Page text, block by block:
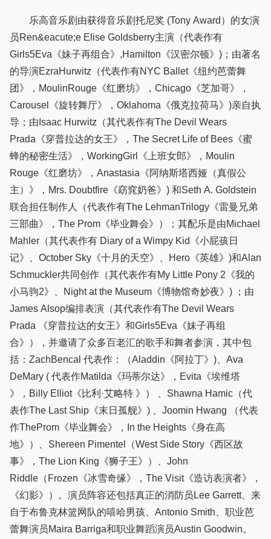
乐高音乐剧由获得音乐剧托尼奖 (Tony Award）的女演
员Ren&eacute;e Elise Goldsberry主演（代表作有
Girls5Eva《妹子再组合》,Hamilton《汉密尔顿》)；由著名
的导演EzraHurwitz（代表作有NYC Ballet《纽约芭蕾舞
团》，MoulinRouge《红磨坊》，Chicago《芝加哥》，
Carousel《旋转舞厅》，Oklahoma《俄克拉荷马》)亲自执
导；由Isaac Hurwitz（其代表作有The Devil Wears
Prada《穿普拉达的女王》，The Secret Life of Bees《蜜
蜂的秘密生活》，WorkingGirl《上班女郎》，Moulin
Rouge《红磨坊》，Anastasia《阿纳斯塔西娅（真假公
主）》，Mrs. Doubtfire《窈窕奶爸》) 和Seth A. Goldstein
联合担任制作人（代表作有The LehmanTrilogy《雷曼兄弟
三部曲》，The Prom《毕业舞会》）；其配乐是由Michael
Mahler（其代表作有 Diary of a Wimpy Kid《小屁孩日
记》、October Sky《十月的天空》、Hero《英雄》)和Alan
Schmuckler共同创作（其代表作有My Little Pony 2《我的
小马驹2》、Night at the Museum《博物馆奇妙夜》) ；由
James Alsop编排表演（其代表作有The Devil Wears
Prada 《穿普拉达的女王》和Girls5Eva《妹子再组
合》），并邀请了众多百老汇的歌手和舞者参演，其中包
括：ZachBencal 代表作：（Aladdin《阿拉丁》)、Ava
DeMary ( 代表作Matilda《玛蒂尔达》，Evita《埃维塔
》，Billy Elliot《比利·艾略特 》） 、Shawna Hamic（代
表作The Last Ship《末日孤舰》) 、Joomin Hwang （代表
作TheProm《毕业舞会》，In the Heights《身在高
地》）、Shereen Pimentel（West Side Story《西区故
事》，The Lion King《狮子王》）、John
Riddle（Frozen《冰雪奇缘》，The Visit《造访表演者》，
《幻影》）。演员阵容还包括真正的消防员Lee Garrett、来
自于布鲁克林篮网队的嘻哈男孩、Antonio Smith、职业芭
蕾舞演员Maira Barriga和职业舞蹈演员Austin Goodwin。